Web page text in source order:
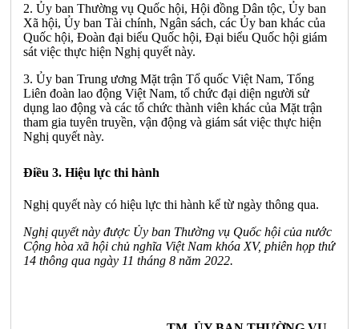
2. Ủy ban Thường vụ Quốc hội, Hội đồng Dân tộc, Ủy ban
Xã hội, Ủy ban Tài chính, Ngân sách, các Ủy ban khác của
Quốc hội, Đoàn đại biểu Quốc hội, Đại biểu Quốc hội giám
sát việc thực hiện Nghị quyết này.
3. Ủy ban Trung ương Mặt trận Tổ quốc Việt Nam, Tổng
Liên đoàn lao động Việt Nam, tổ chức đại diện người sử
dụng lao động và các tổ chức thành viên khác của Mặt trận
tham gia tuyên truyền, vận động và giám sát việc thực hiện
Nghị quyết này.
Điều 3. Hiệu lực thi hành
Nghị quyết này có hiệu lực thi hành kể từ ngày thông qua.
Nghị quyết này được Ủy ban Thường vụ Quốc hội của nước
Cộng hòa xã hội chủ nghĩa Việt Nam khóa XV, phiên họp thứ
14 thông qua ngày 11 tháng 8 năm 2022.